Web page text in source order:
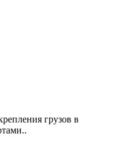
грузов в